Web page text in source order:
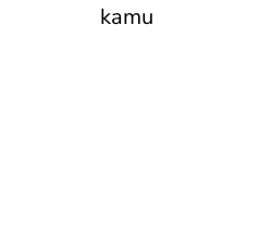
kamu